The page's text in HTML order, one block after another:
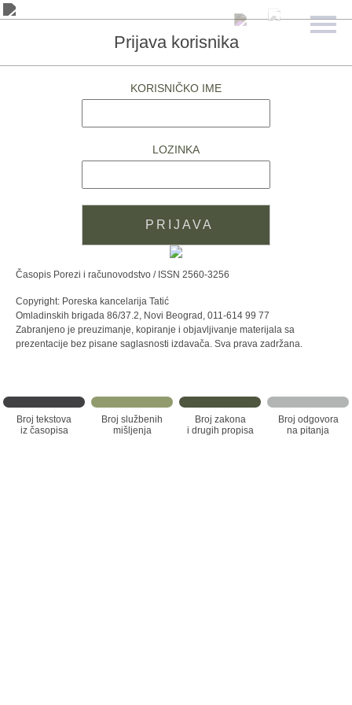
Prijava korisnika
KORISNIČKO IME
LOZINKA
Časopis Porezi i računovodstvo / ISSN 2560-3256
Copyright: Poreska kancelarija Tatić
Omladinskih brigada 86/37.2, Novi Beograd, 011-614 99 77
Zabranjeno je preuzimanje, kopiranje i objavljivanje materijala sa
prezentacije bez pisane saglasnosti izdavača. Sva prava zadržana.
Broj tekstova
iz časopisa
Broj službenih
mišljenja
Broj zakona
i drugih propisa
Broj odgovora
na pitanja